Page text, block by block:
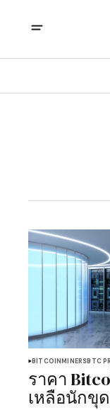
BITCOINMINERSBTC
ราคา
เหลือนักขุ